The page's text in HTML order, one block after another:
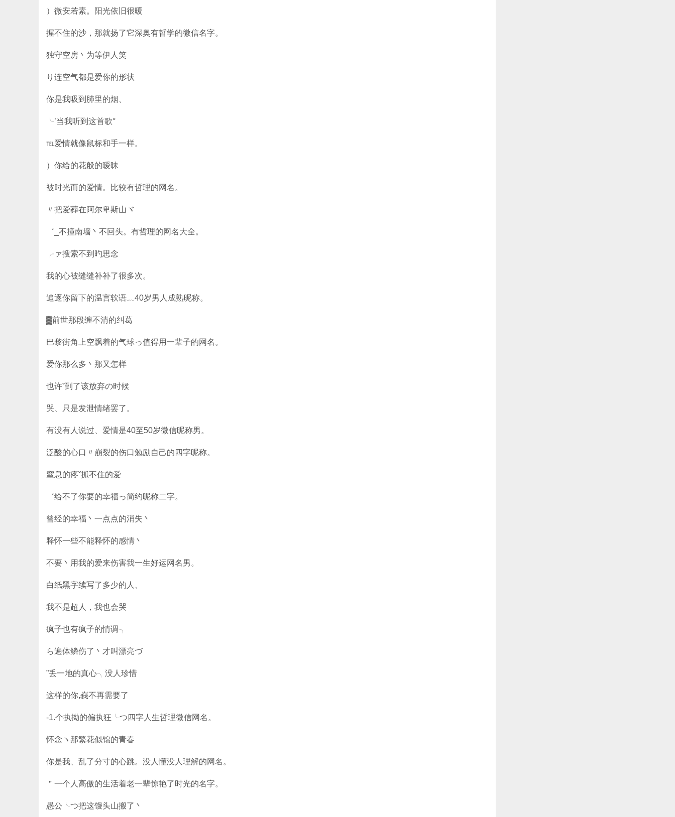
）微安若素。阳光依旧很暖
握不住的沙，那就扬了它深奥有哲学的微信名字。
独守空房丶为等伊人笑
り连空气都是爱你的形状
你是我吸到肺里的烟、
╰’当我听到这首歌°
℡爱情就像鼠标和手一样。
）你给的花般的暧昧
被时光而的爱情。比较有哲理的网名。
〃把爱葬在阿尔卑斯山ヾ
゛_不撞南墙丶不回头。有哲理的网名大全。
╭ァ搜索不到旳思念
我的心被缝缝补补了很多次。
追逐你留下的温言软语﹏40岁男人成熟昵称。
▓前世那段缠不清的纠葛
巴黎街角上空飘着的气球っ值得用一辈子的网名。
爱你那么多丶那又怎样
也许ˇ到了该放弃の时候
哭、只是发泄情绪罢了。
有没有人说过、爱情是40至50岁微信昵称男。
泛酸的心口〃崩裂的伤口勉励自己的四字昵称。
窒息的疼ˇ抓不住的爱
゛给不了你要的幸福っ简约昵称二字。
曾经的幸福丶一点点的消失丶
释怀一些不能释怀的感情丶
不要丶用我的爱来伤害我一生好运网名男。
白纸黑字续写了多少的人、
我不是超人，我也会哭
疯子也有疯子的情调╮
ら遍体鳞伤了丶才叫漂亮づ
”丢一地的真心╮没人珍惜
这样的你,峩不再需要了ゝ
-1.个执拗的偏执狂╰つ四字人生哲理微信网名。
怀念ヽ那繁花似锦的青春
你是我、乱了分寸的心跳。没人懂没人理解的网名。
＂一个人高傲的生活着老一辈惊艳了时光的名字。
愚公╰つ把这馒头山搬了丶